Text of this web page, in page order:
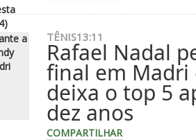
TÊNIS13:11
Rafael Nadal
final em Madri
deixa o top 5
dez anos
COMPARTILHAR